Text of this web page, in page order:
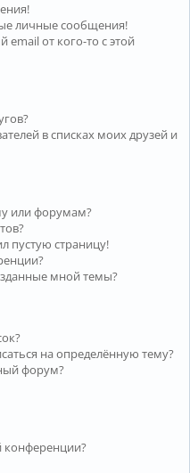
личные сообщения!
от кого-то с этой
в списках моих друзей и
или форумам?
пустую страницу!
мной темы?
на определённую тему?
форум?
конференции?